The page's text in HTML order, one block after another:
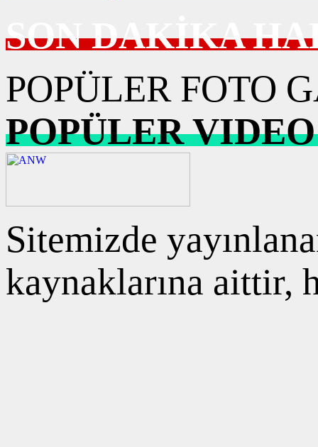
SON DAKİKA
POPÜLER FOTO
POPÜLER
Sitemizde
kaynaklarına aittir,